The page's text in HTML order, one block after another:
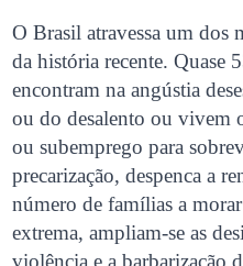
O Brasil atravessa um dos
da história recente. Quase
encontram na angústia
ou do desalento ou vivem
ou subemprego para
precarização, despenca a
número de famílias a
extrema, ampliam-se as
violência e a barbarização